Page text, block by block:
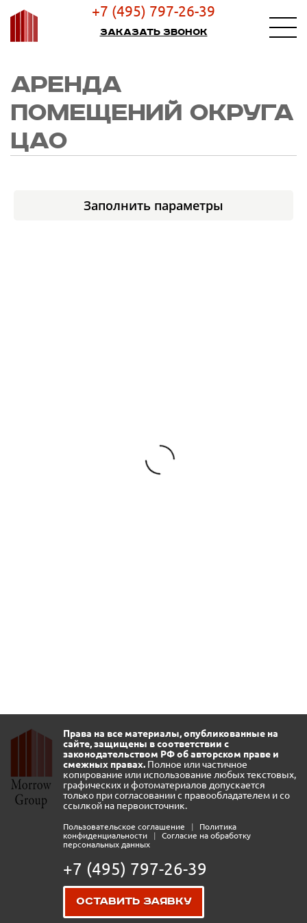
+7 (495) 797-26-39
Заказать звонок
АРЕНДА
ПОМЕЩЕНИЙ ОКРУГА
ЦАО
Заполнить параметры
Права на все материалы, опубликованные на
сайте, защищены в соответствии с
законодательством РФ об авторском праве и
смежных правах. Полное или частичное
копирование или использование любых текстовых,
графических и фотоматериалов допускается
только при согласовании с правообладателем и со
ссылкой на первоисточник.
Пользовательское соглашение |
Политика
конфиденциальности
|
Согласие на обработку
персональных данных
+7 (495) 797-26-39
Оставить заявку